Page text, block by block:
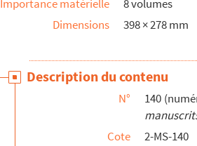
Importance matérielle
8 volumes
Dimensions
398 × 278 mm
Description du contenu
N°
140
Cote
2-MS-140